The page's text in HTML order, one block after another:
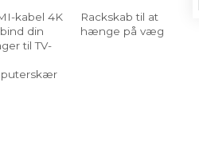
kabel 4K
din
til TV-
Rackskab til at
hænge på væg